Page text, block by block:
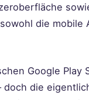
die mobile
Google
doch die